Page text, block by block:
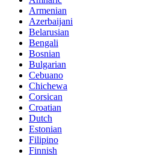
Armenian
Azerbaijani
Belarusian
Bengali
Bosnian
Bulgarian
Cebuano
Chichewa
Corsican
Croatian
Dutch
Estonian
Filipino
Finnish